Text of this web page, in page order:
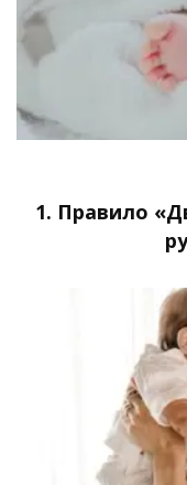
1. Правило